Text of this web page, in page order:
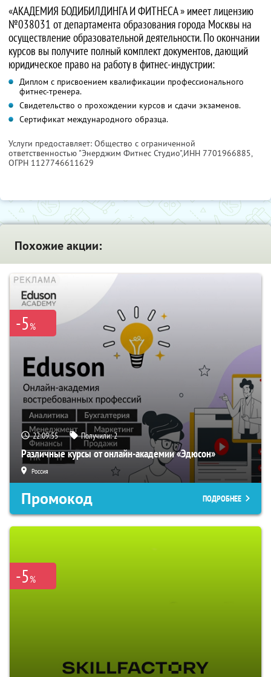
«АКАДЕМИЯ БОДИБИЛДИНГА И ФИТНЕСА» имеет лицензию
№038031 от департамента образования города Москвы на
осуществление образовательной деятельности. По окончании
курсов вы получите полный комплект документов, дающий
юридическое право на работу в фитнес-индустрии:
Диплом с присвоением квалификации профессионального
фитнес-тренера.
Свидетельство о прохождении курсов и сдачи экзаменов.
Сертификат международного образца.
Услуги предоставляет: Общество с ограниченной
ответственностью "Энерджим Фитнес Студио",ИНН 7701966885,
ОГРН 1127746611629
Похожие акции:
-5%
22:09:54 Получили:2
Различные курсы от онлайн-академии «Эдюсон»
Россия
Промокод ПОДРОБНЕЕ
-5%